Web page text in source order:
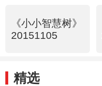
《小小智慧树》
20151105
精选